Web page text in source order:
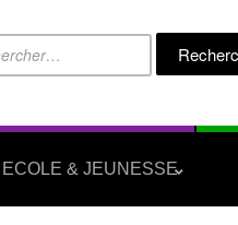
Rechercher :
ECOLE & JEUNESSE